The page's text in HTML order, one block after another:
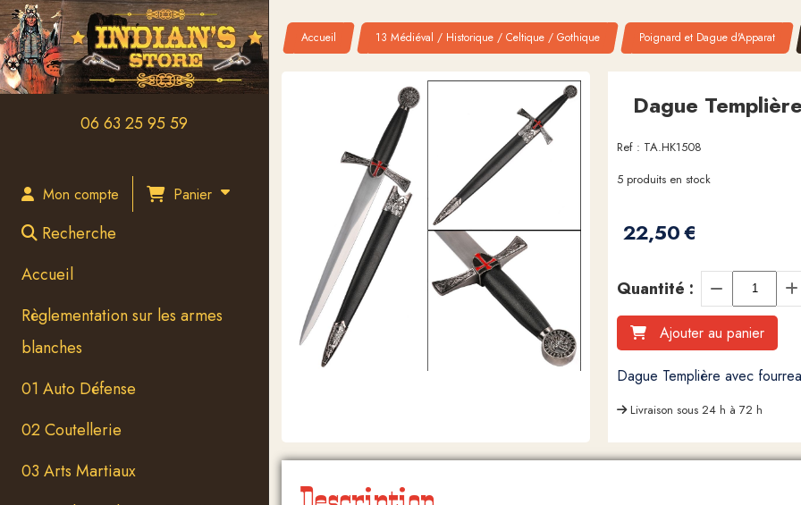
06 63 25 95 59
Mon compte Panier
Recherche
Accueil
Règlementation sur les armes
blanches
01 Auto Défense
02 Coutellerie
03 Arts Martiaux
Accueil 13 Médiéval / Historique / Celtique / Gothique Poignard et Dague d'Apparat
Dague
Ref : TA.HK1508
22,50€
5 produits en stock
Quantité :
Ajouter au panier
Dague Templière avec
Livraison sous 24 h à 72 h
Panneau de gestion des cookies